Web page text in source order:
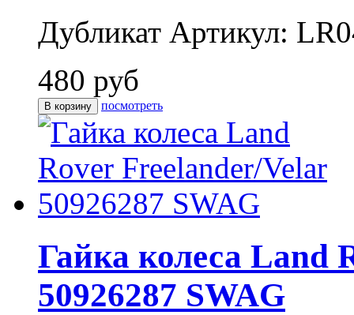
Дубликат Артикул:
480 руб
посмотреть
Гайка колеса Land
50926287 SWAG